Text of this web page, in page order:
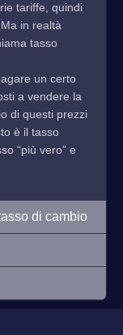
tariffe, quindi
in realtà
tasso
un certo
a vendere la
di questi prezzi
è il tasso
“più vero” e
di cambio